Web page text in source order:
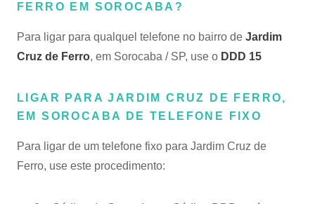
FERRO EM SOROCABA?
Para ligar para qualquel telefone no bairro de Jardim
Cruz de Ferro, em Sorocaba / SP, use o DDD 15
LIGAR PARA JARDIM CRUZ DE FERRO,
EM SOROCABA DE TELEFONE FIXO
Para ligar de um telefone fixo para Jardim Cruz de
Ferro, use este procedimento: